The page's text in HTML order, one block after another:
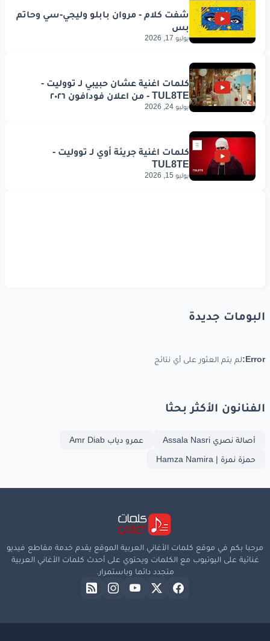
يوليو 17, 2026
يوليو 24, 2026
يوليو 15, 2026
البومات جديدة
Error: لم يتم العثور على أي نتائج
الفنانون الأكثر بحثا
أصالة نصري Assala Nasri
عمرو دياب Amr Diab
حمزة نمرة | Hamza Namira
مرحبا بكم في موقع كلمات الأغاني العربية الموقع يقدم خدمة مقاطع فيديو
غنائية على اليوتيوب مع الكلمات ويحتوي على أحدث كلمات الأغاني العربية
متجدد دائما وباستمرار.